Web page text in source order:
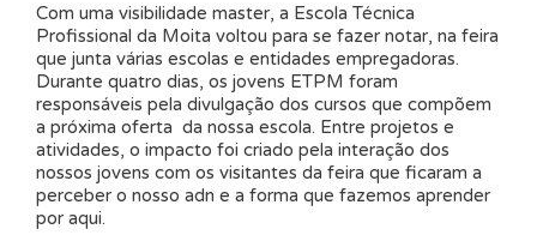
Com uma visibilidade master, a Escola Técnica
Profissional da Moita voltou para se fazer notar, na feira
que junta várias escolas e entidades empregadoras.
Durante quatro dias, os jovens ETPM foram
responsáveis pela divulgação dos cursos que compõem
a próxima oferta da nossa escola. Entre projetos e
atividades, o impacto foi criado pela interação dos
nossos jovens com os visitantes da feira que ficaram a
perceber o nosso adn e a forma que fazemos aprender
por aqui.